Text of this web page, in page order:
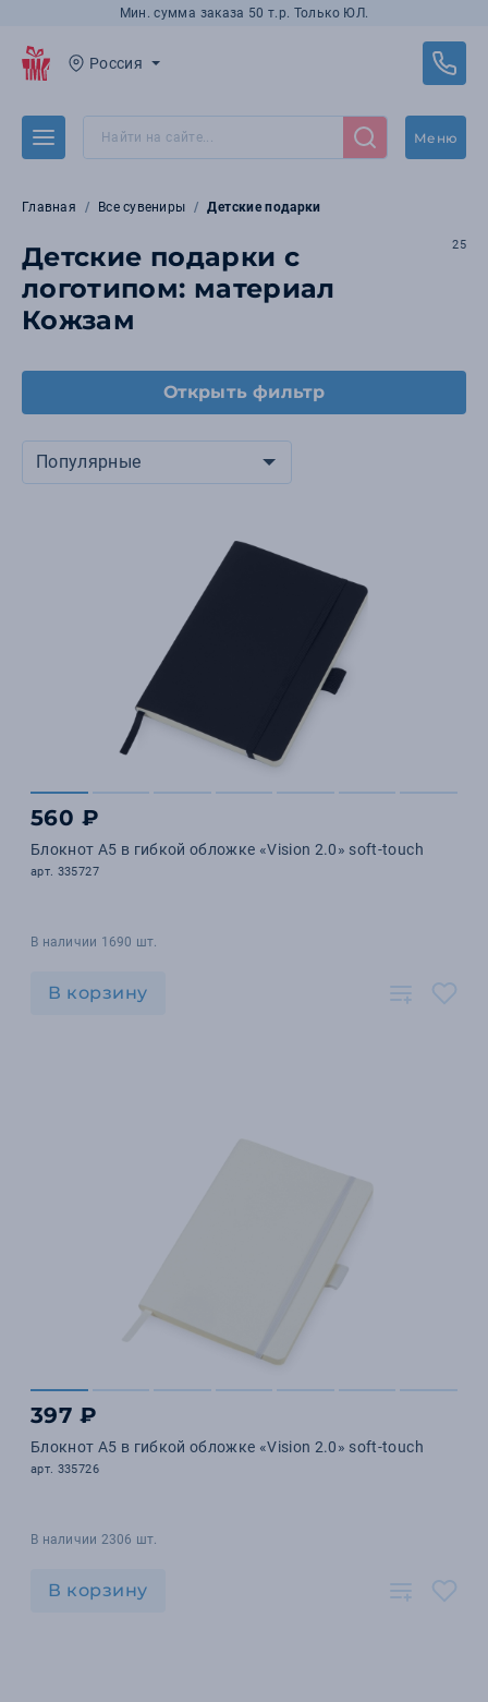
Мин. сумма заказа 50 т.р. Только ЮЛ.
Россия
Меню
Главная Все сувениры Детские подарки
Детские подарки с
логотипом: материал
Кожзам
25
Открыть фильтр
Популярные
560 ₽
Блокнот А5 в гибкой обложке «Vision 2.0» soft-touch
арт. 335727
В наличии 1690 шт.
В корзину
397 ₽
Блокнот А5 в гибкой обложке «Vision 2.0» soft-touch
арт. 335726
В наличии 2306 шт.
В корзину